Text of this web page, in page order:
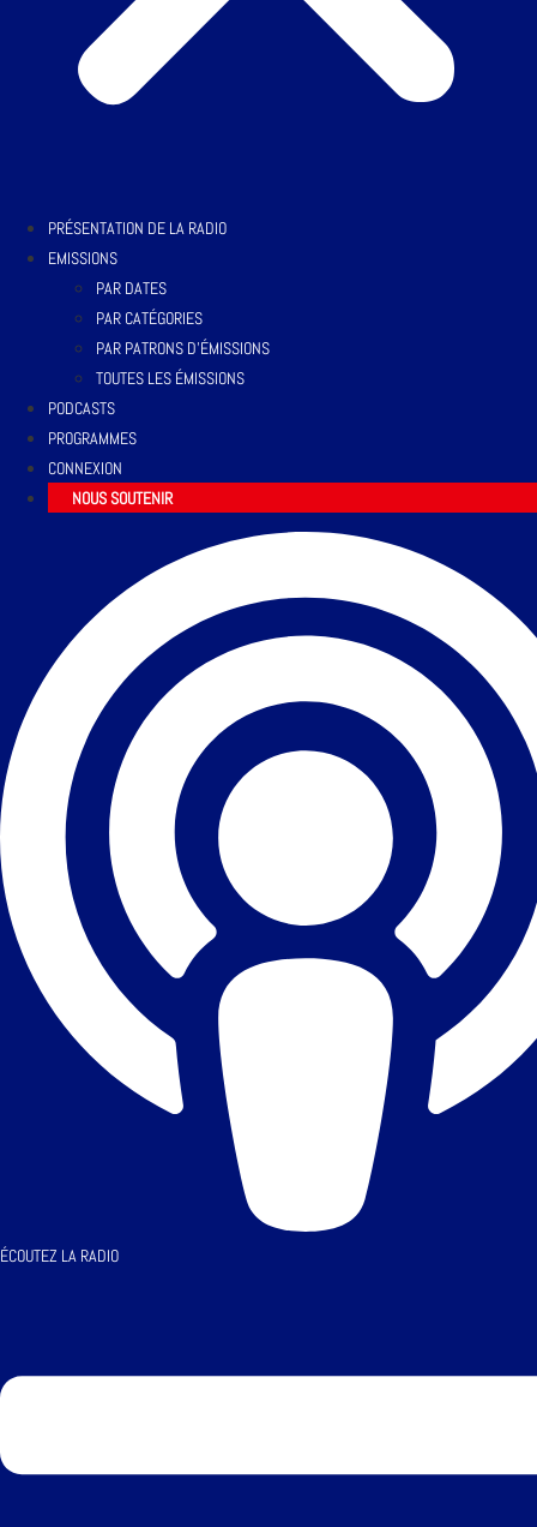
PRÉSENTATION DE LA RADIO
EMISSIONS
PAR DATES
PAR CATÉGORIES
PAR PATRONS D’ÉMISSIONS
TOUTES LES ÉMISSIONS
PODCASTS
PROGRAMMES
CONNEXION
NOUS SOUTENIR
ÉCOUTEZ LA RADIO